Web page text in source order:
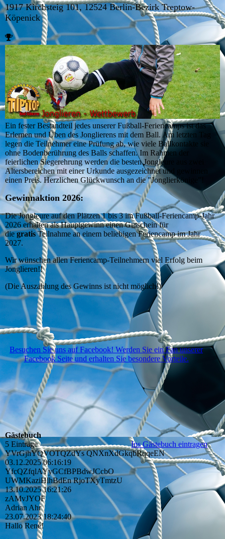
1917 Kirchsteig 101, 12524 Berlin-Bezirk Treptow-
Köpenick
Ein fester Bestandteil jedes unserer Fußball-Feriencamps ist das
Erlernen und Üben des Jonglierens mit dem Ball. Am letzten Tag
legen die Teilnehmer eine Prüfung ab, wie viele Ballkontakte sie
ohne Bodenberührung des Balls schaffen. Im Rahmen der
feierlichen Siegerehrung werden die besten Jongleure aus zwei
Altersbereichen mit einer Urkunde ausgezeichnet und gewinnen
einen Preis. Herzlichen Glückwunsch an die "Jonglierkönige"!
Gewinnaktion 2026:
Die Jongleure auf den Plätzen 1 bis 3 im Fußball-Feriencamp-Jahr
2026 erhalten als Hauptgewinneinen Gutschein für
diegratisTeilnahme an einem beliebigen Feriencamp im Jahr
2027.
Wir wünschen allen Feriencamp-Teilnehmern viel Erfolg beim
Jonglieren!!
(Die Auszahlung des Gewinns ist nicht möglich!)
Besuchen Sie uns auf Facebook! Werden Sie ein Fan unserer
Facebook Seite und erhalten Sie besondere Vorteile.
Gästebuch
5 Einträge
Ins Gästebuch eintragen
YVrGjhYQVOTQZdYs QNXnXdGkqbRqqeEN
03.12.2025 06:16:19
YfcQZfqlAYyGCfBPBdwJCcb­O
UWMKaziHlhBdEn RjoTXyTmtzU
13.10.2025 16:21:26
zAMvJYOF
Adrian Ahr
23.07.2023 18:24:40
Hallo René!